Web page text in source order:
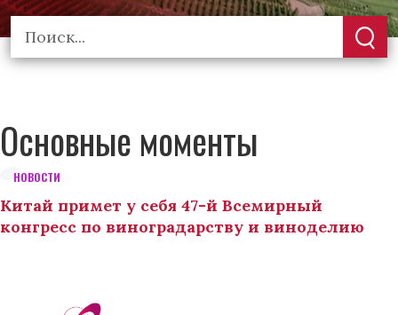
Основные моменты
НОВОСТИ
Китай примет у себя 47-й Всемирный
конгресс по виноградарству и виноделию